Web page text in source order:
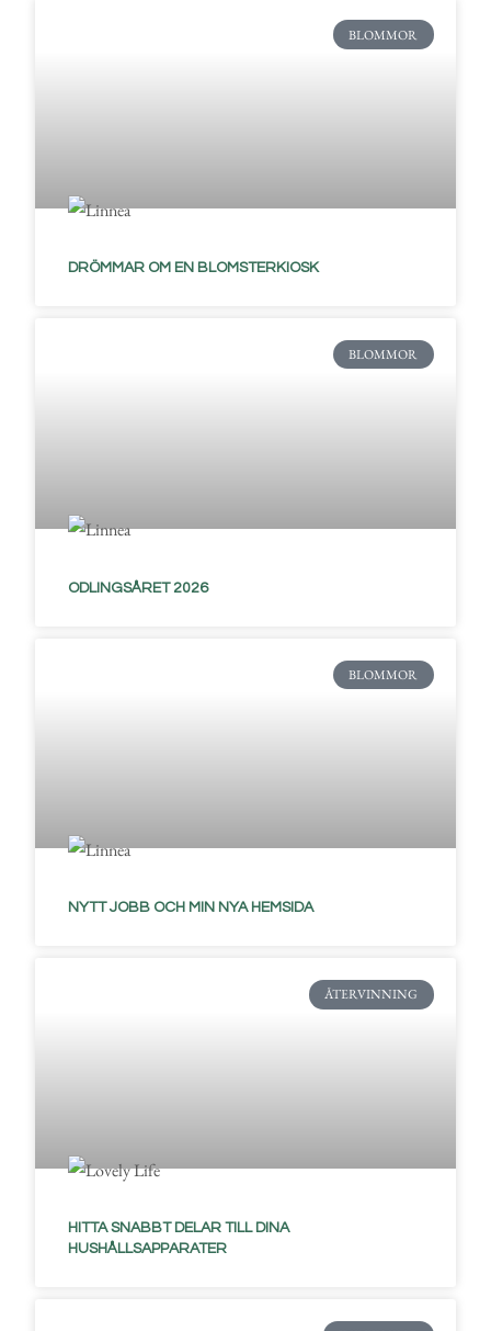
BLOMMOR
DRÖMMAR OM EN BLOMSTERKIOSK
BLOMMOR
ODLINGSÅRET 2026
BLOMMOR
NYTT JOBB OCH MIN NYA HEMSIDA
ÅTERVINNING
HITTA SNABBT DELAR TILL DINA
HUSHÅLLSAPPARATER